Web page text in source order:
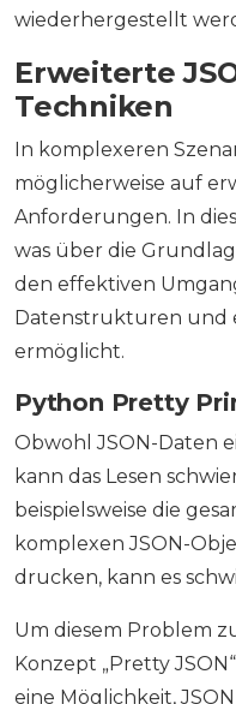
wiederhergestellt
Erweiterte
Techniken
In komplexeren
möglicherweise auf
Anforderungen. In
was über die
den effektiven
Datenstrukturen und
ermöglicht.
Python Pretty
Obwohl JSON-Daten
kann das Lesen
beispielsweise die
komplexen JSON-
drucken, kann es
Um diesem Problem
Konzept „Pretty
eine Möglichkeit,